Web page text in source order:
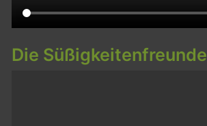
Die Süßigkeitenfreunde